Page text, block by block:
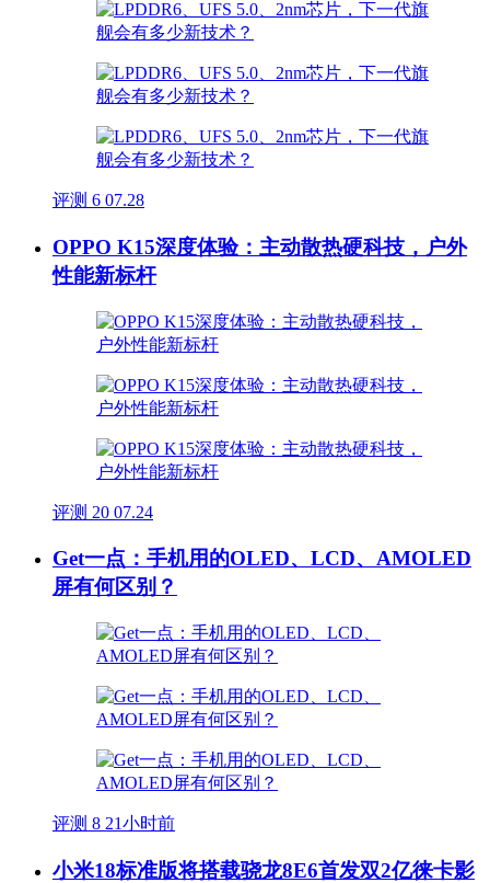
评测 6 07.28
OPPO K15深度体验：主动散热硬科技，户外
性能新标杆
评测 20 07.24
Get一点：手机用的OLED、LCD、AMOLED
屏有何区别？
评测 8 21小时前
小米18标准版将搭载骁龙8E6首发双2亿徕卡影